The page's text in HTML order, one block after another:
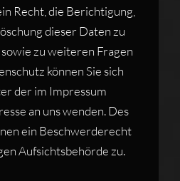
Recht, die Berichtigung,
dieser Daten zu
zu weiteren Fragen
können Sie sich
der im Impressum
an uns wenden. Des
ein Beschwerderecht
Aufsichtsbehörde zu.